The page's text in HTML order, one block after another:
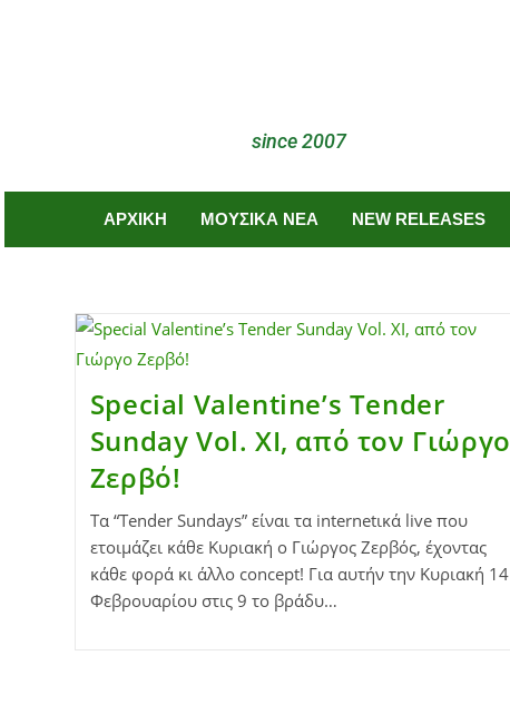
since 2007
ΑΡΧΙΚΗ ΜΟΥΣΙΚΑ ΝΕΑ NEW RELEASES
Special Valentine’s Tender
Sunday Vol. XI, από τον Γιώργο
Ζερβό!
Τα “Tender Sundays” είναι τα internetικά live που
ετοιμάζει κάθε Κυριακή ο Γιώργος Ζερβός, έχοντας
κάθε φορά κι άλλο concept! Για αυτήν την Κυριακή 14
Φεβρουαρίου στις 9 το βράδυ…